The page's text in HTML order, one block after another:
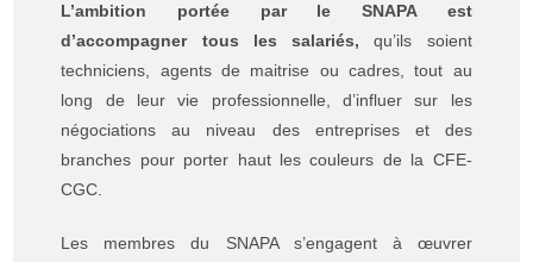
L’ambition portée par le SNAPA est
d’accompagner tous les salariés, qu’ils soient
techniciens, agents de maitrise ou cadres, tout au
long de leur vie professionnelle, d’influer sur les
négociations au niveau des entreprises et des
branches pour porter haut les couleurs de la CFE-
CGC.
Les membres du SNAPA s’engagent à œuvrer